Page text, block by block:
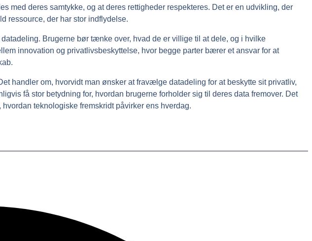
med deres samtykke, og at deres rettigheder respekteres. Det er en udvikling, der
ressource, der har stor indflydelse.
Brugerne bør tænke over, hvad de er villige til at dele, og i hvilke
innovation og privatlivsbeskyttelse, hvor begge parter bærer et ansvar for at
handler om, hvorvidt man ønsker at fravælge datadeling for at beskytte sit privatliv,
få stor betydning for, hvordan brugerne forholder sig til deres data fremover. Det
teknologiske fremskridt påvirker ens hverdag.